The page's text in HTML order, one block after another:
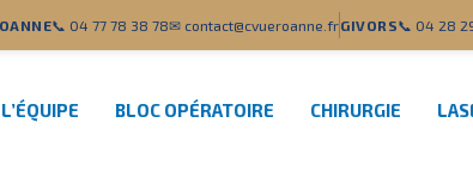
📞 04 77 78 38 78✉ contact@cvueroanne.frGIVORS📞 04 28
L’ÉQUIPE BLOC OPÉRATOIRE CHIRURGIE